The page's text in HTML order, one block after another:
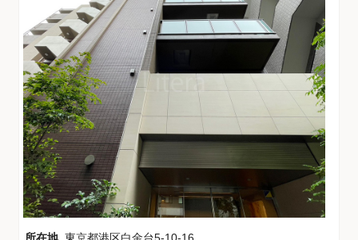
所在地 東京都港区白金台5-10-16